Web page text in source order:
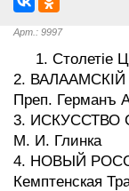
Арт.: 9997
1. Столетіе
2.
Преп. Германъ
3. ИСКУССТВО
М. И. Глинка
4. НОВЫЙ
Кемптенская